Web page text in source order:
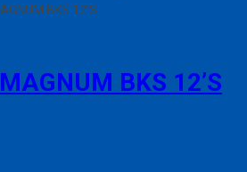
BKS 12’S
BKS 12’S